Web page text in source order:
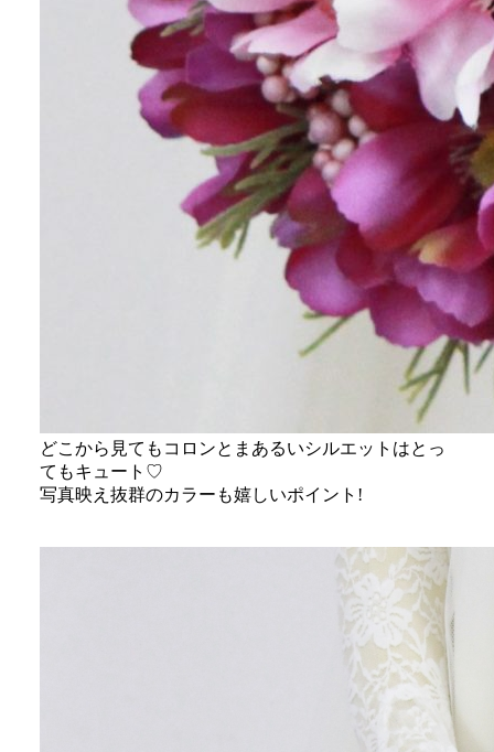
どこから見てもコロンとまあるいシルエットはとっ
てもキュート♡
写真映え抜群のカラーも嬉しいポイント!